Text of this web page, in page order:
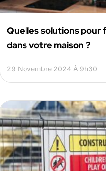
Quelles solutions pour
dans votre maison ?
29 Novembre 2024 À 9h30